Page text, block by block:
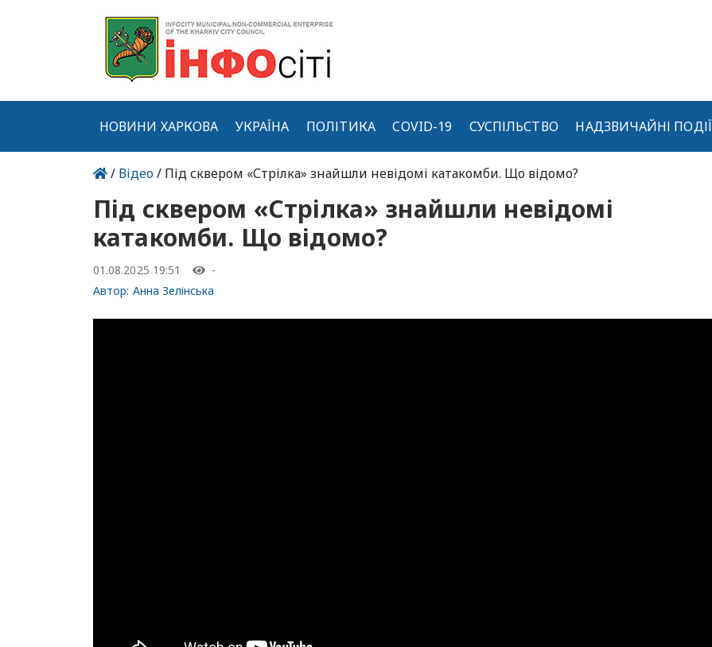
НОВИНИ ХАРКОВА УКРАЇНА ПОЛІТИКА COVID-19 СУСПІЛЬСТВО НАДЗВИЧАЙНІ ПОДІЇ
/ Відео/ Під сквером «Стрілка» знайшли невідомі катакомби. Що відомо?
Під сквером «Стрілка» знайшли невідомі
катакомби. Що відомо?
01.08.2025 19:51
-
Автор: Анна Зелінська